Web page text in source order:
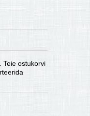
. Teie ostukorvi